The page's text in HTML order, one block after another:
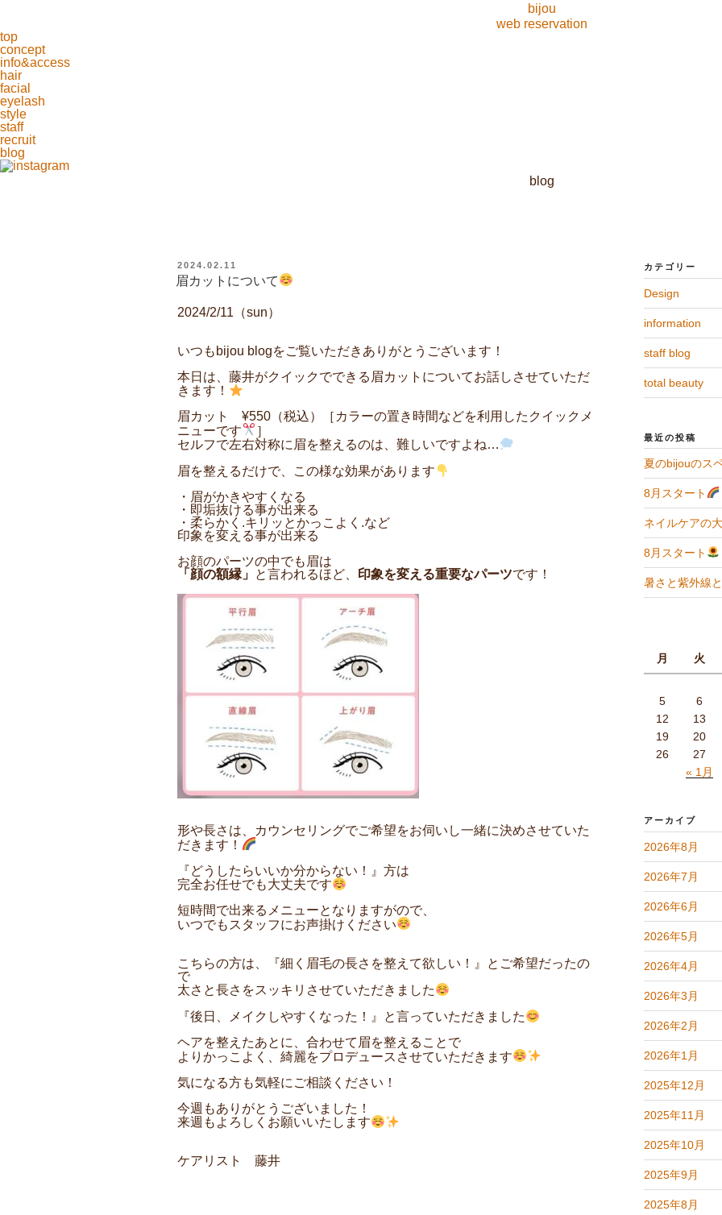
bijou
web reservation
top
concept
info&access
hair
facial
eyelash
style
staff
recruit
blog
blog
投
稿
日:
2024.02.11
眉カットについて
2024/2/11（sun）
いつもbijou blogをご覧いただきありがとうございます！
本日は、藤井がクイックでできる眉カットについてお話しさせていただ
きます！
眉カット ¥550（税込）［カラーの置き時間などを利用したクイックメ
ニューです
］
セルフで左右対称に眉を整えるのは、難しいですよね…
眉を整えるだけで、この様な効果があります
・眉がかきやすくなる
・即垢抜ける事が出来る
・柔らかく.キリッとかっこよく.など
印象を変える事が出来る
お顔のパーツの中でも眉は
「顔の額縁」 と言われるほど、 印象を変える重要なパーツです！
形や長さは、カウンセリングでご希望をお伺いし一緒に決めさせていた
だきます！
『どうしたらいいか分からない！』方は
完全お任せでも大丈夫です
短時間で出来るメニューとなりますがので、
いつでもスタッフにお声掛けください
こちらの方は、『細く眉毛の長さを整えて欲しい！』
とご希望だったの
で
太さと長さをスッキリさせていただきました
『後日、メイクしやすくなった！』と言っていただきました
ヘアを整えたあとに、 合わせて眉を整えることで
よりかっこよく、綺麗をプロデュースさせていただきます
気になる方も気軽にご相談ください！
今週もありがとうございました！
来週もよろしくお願いいたします
ケアリスト 藤井
カテゴリー
Design
information
staff blog
total beauty
最近の投稿
夏のbijouのス
8月スタート
ネイルケアの
8月スタート
暑さと紫外線と
月
火
« 1月
5
6
12
13
19
20
26
27
アーカイブ
2026年8月
2026年7月
2026年6月
2026年5月
2026年4月
2026年3月
2026年2月
2026年1月
2025年12月
2025年11月
2025年10月
2025年9月
2025年8月